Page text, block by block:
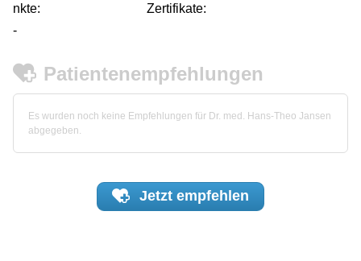
nkte:
Zertifikate:
-
Patientenempfehlungen
Es wurden noch keine Empfehlungen für Dr. med. Hans-Theo Jansen
abgegeben.
Jetzt empfehlen